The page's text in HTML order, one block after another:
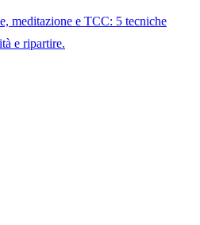
meditazione e TCC: 5 tecniche
e ripartire.